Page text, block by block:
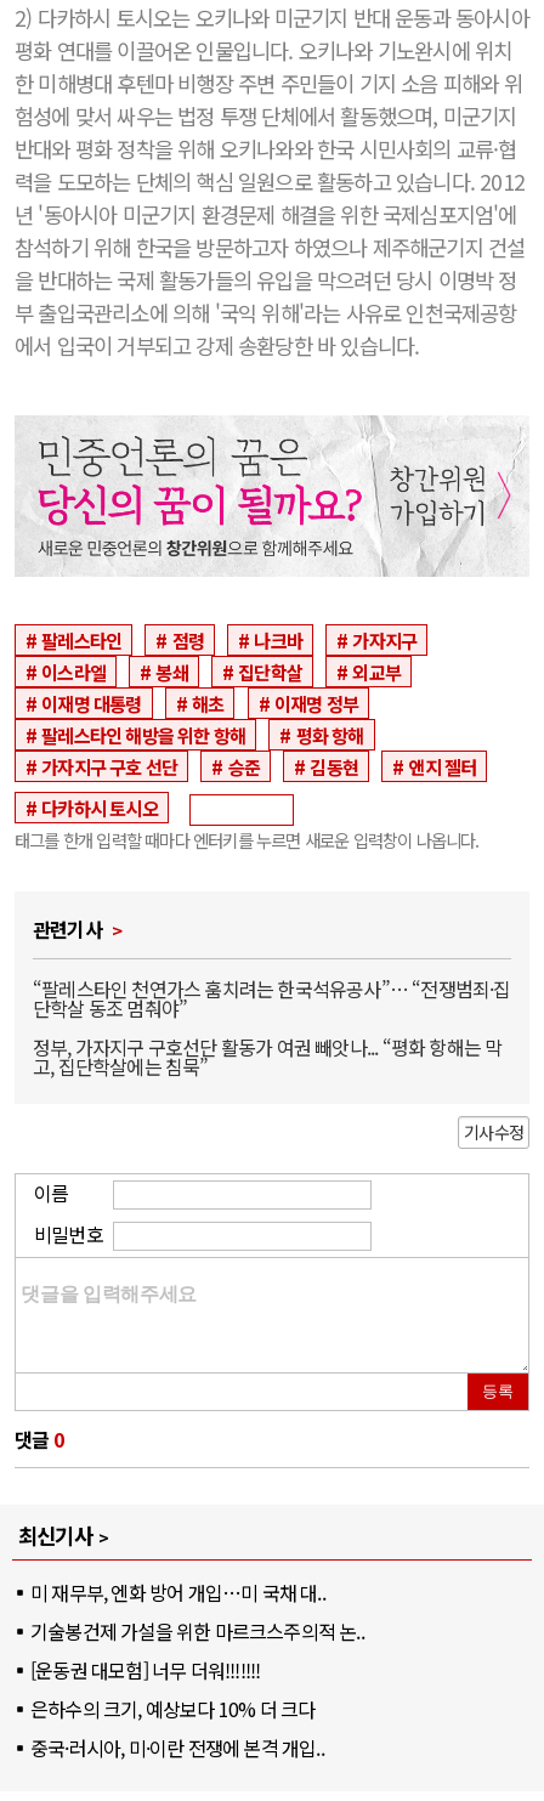
2) 다카하시 토시오는 오키나와 미군기지 반대 운동과 동아시아
평화 연대를 이끌어온 인물입니다. 오키나와 기노완시에 위치
한 미해병대 후텐마 비행장 주변 주민들이 기지 소음 피해와 위
험성에 맞서 싸우는 법정 투쟁 단체에서 활동했으며, 미군기지
반대와 평화 정착을 위해 오키나와와 한국 시민사회의 교류·협
력을 도모하는 단체의 핵심 일원으로 활동하고 있습니다. 2012
년 '동아시아 미군기지 환경문제 해결을 위한 국제심포지엄'에
참석하기 위해 한국을 방문하고자 하였으나 제주해군기지 건설
을 반대하는 국제 활동가들의 유입을 막으려던 당시 이명박 정
부 출입국관리소에 의해 '국익 위해'라는 사유로 인천국제공항
에서 입국이 거부되고 강제 송환당한 바 있습니다.
팔레스타인 점령 나크바
가자지구
이스라엘
봉쇄 집단학살
외교부
이재명 대통령
해초
이재명 정부
팔레스타인 해방을 위한 항해
평화 항해
가자지구 구호 선단
승준 김동현
앤지 젤터
다카하시 토시오
태그를 한개 입력할 때마다 엔터키를 누르면 새로운 입력창이 나옵니다.
관련기사
“팔레스타인 천연가스 훔치려는 한국석유공사”… “전쟁범죄·집
단학살 동조 멈춰야”
정부, 가자지구 구호선단 활동가 여권 빼앗나... “평화 항해는 막
고, 집단학살에는 침묵”
기사수정
이름
비밀번호
등록
댓글 0
최신기사
미 재무부, 엔화 방어 개입…미 국채 대..
기술봉건제 가설을 위한 마르크스주의적 논..
[운동권 대모험] 너무 더워!!!!!!!
은하수의 크기, 예상보다 10% 더 크다
중국·러시아, 미·이란 전쟁에 본격 개입..